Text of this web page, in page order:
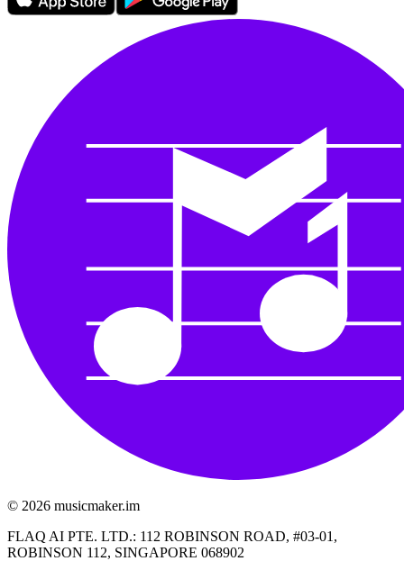
©️ 2026 musicmaker.im
FLAQ AI PTE. LTD.: 112 ROBINSON ROAD, #03-01,
ROBINSON 112, SINGAPORE 068902